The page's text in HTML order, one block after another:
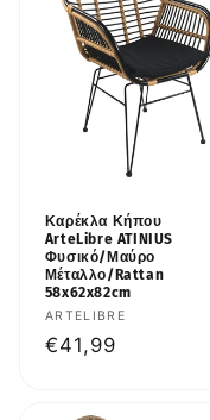
Καρέκλα Κήπου
ArteLibre ATINIUS
Φυσικό/Μαύρο
Μέταλλο/Rattan
58x62x82cm
Προμηθευτής:
ARTELIBRE
Κανονική
€41,99